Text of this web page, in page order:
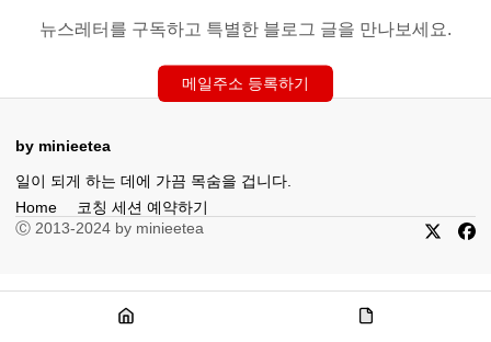
뉴스레터를 구독하고 특별한 블로그 글을 만나보세요.
메일주소 등록하기
by minieetea
일이 되게 하는 데에 가끔 목숨을 겁니다.
Home
코칭 세션 예약하기
Ⓒ 2013-2024 by minieetea
X
Home
코